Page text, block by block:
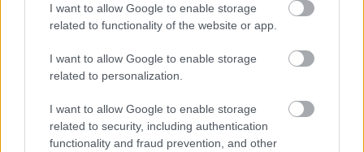
I want to allow Google to enable storage
related to functionality of the website or app.
I want to allow Google to enable storage
related to personalization.
I want to allow Google to enable storage
related to security, including authentication
functionality and fraud prevention, and other
Élmények: az igazi értékek a modern világban
Az emberek évezredek óta keresik a boldogság titkát.